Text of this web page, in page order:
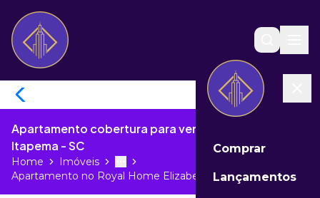
Comprar
Lançamentos
Apartamento cobertura para venda no Meia Praia de
Itapema - SC
Home Imóveis More
Toggle menu
Apartamento no Royal Home Elizabeth...